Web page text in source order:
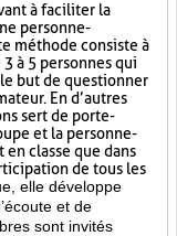
à faciliter la
personne-
méthode consiste à
à 5 personnes qui
but de questionner
En d’autres
sert de porte-
et la personne-
classe que dans
de tous les
elle développe
et de
sont invités